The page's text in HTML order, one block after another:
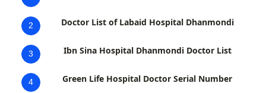
2 Doctor List of Labaid Hospital Dhanmondi
3 Ibn Sina Hospital Dhanmondi Doctor List
4 Green Life Hospital Doctor Serial Number